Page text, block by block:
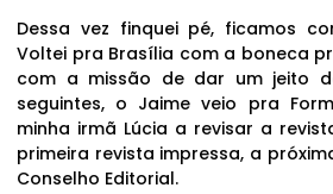
Dessa vez finquei pé, ficamos
Voltei pra Brasília com a boneca
com a missão de dar um jeito
seguintes, o Jaime veio pra
minha irmã Lúcia a revisar a
primeira revista impressa, a
Conselho Editorial.